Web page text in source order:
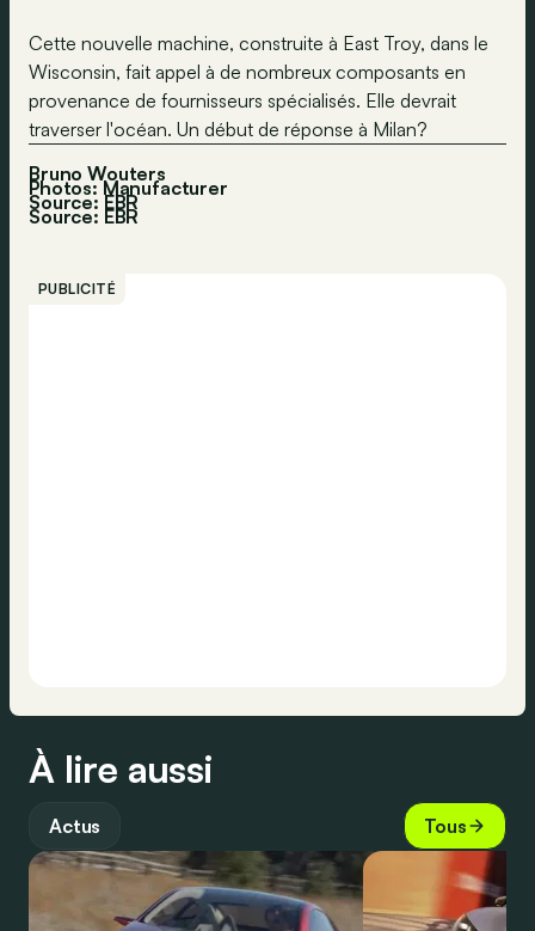
Cette nouvelle machine, construite à East Troy, dans le
Wisconsin, fait appel à de nombreux composants en
provenance de fournisseurs spécialisés. Elle devrait
traverser l'océan. Un début de réponse à Milan?
Bruno Wouters
Photos: Manufacturer
Source: EBR
Source: EBR
PUBLICITÉ
À lire aussi
Actus Tous